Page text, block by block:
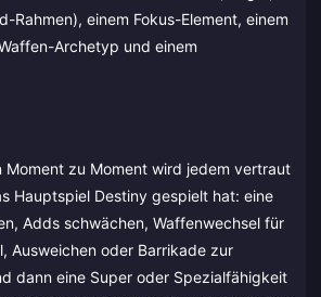
Rahmen), einem Fokus-Element, einem
Archetyp und einem
Moment zu Moment wird jedem vertraut
Hauptspiel Destiny gespielt hat: eine
Adds schwächen, Waffenwechsel für
Ausweichen oder Barrikade zur
dann eine Super oder Spezialfähigkeit